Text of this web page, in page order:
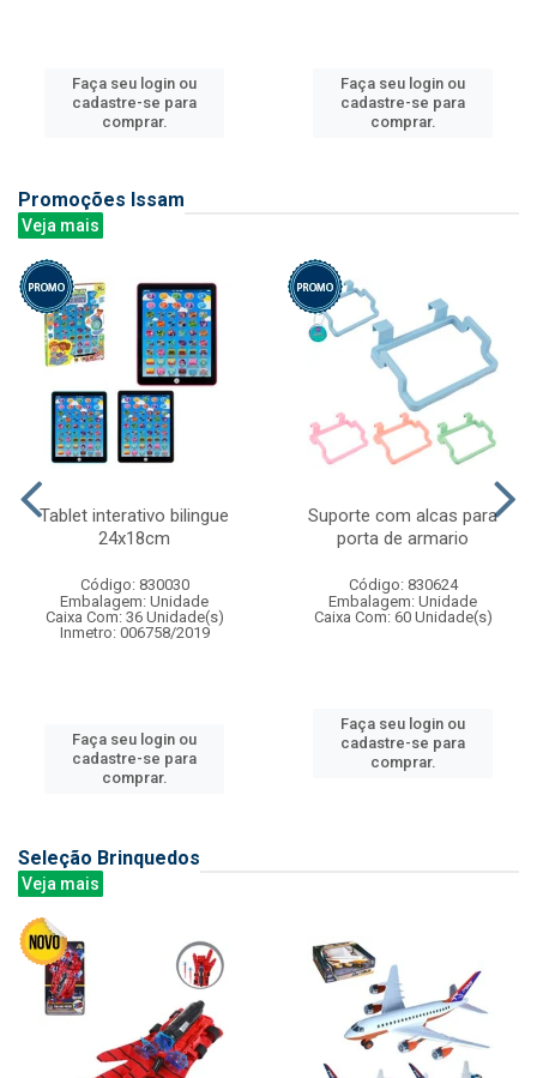
Faça seu login ou
cadastre-se para
comprar.
Faça seu login ou
cadastre-se para
comprar.
Promoções Issam
Veja mais
Tablet interativo bilingue
24x18cm
Código: 830030
Embalagem: Unidade
Caixa Com: 36 Unidade(s)
Inmetro: 006758/2019
Faça seu login ou
cadastre-se para
comprar.
Suporte com alcas para
porta de armario
Código: 830624
Embalagem: Unidade
Caixa Com: 60 Unidade(s)
Faça seu login ou
cadastre-se para
comprar.
Seleção Brinquedos
Veja mais